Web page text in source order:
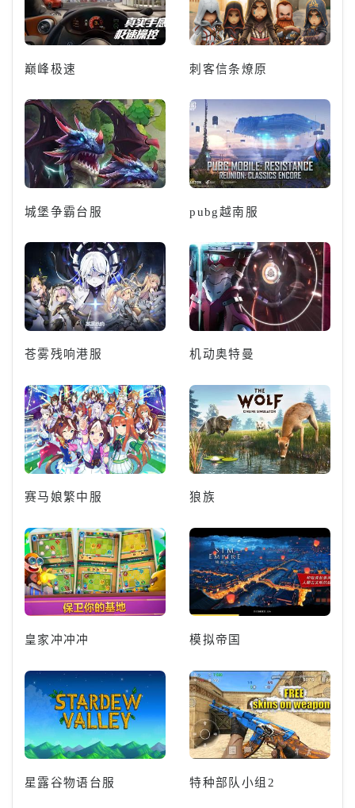
巅峰极速 刺客信条燎原
城堡争霸台服 pubg越南服
苍雾残响港服 机动奥特曼
赛马娘繁中服 狼族
皇家冲冲冲 模拟帝国
星露谷物语台服 特种部队小组2